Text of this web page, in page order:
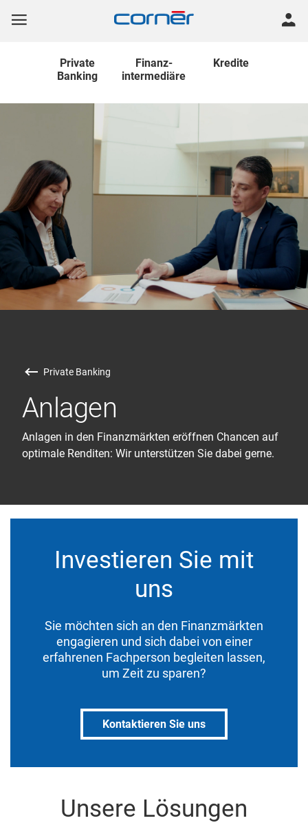
Private
Banking
Finanz-
intermediäre
Kredite
Private Banking
Anlagen
Anlagen in den Finanzmärkten eröffnen Chancen auf
optimale Renditen: Wir unterstützen Sie dabei gerne.
Investieren Sie mit
uns
Sie möchten sich an den Finanzmärkten
engagieren und sich dabei von einer
erfahrenen Fachperson begleiten lassen,
um Zeit zu sparen?
Kontaktieren Sie uns
Unsere Lösungen